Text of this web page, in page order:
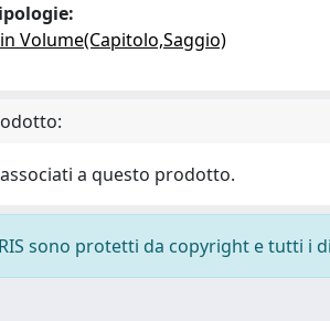
Volume(Capitolo,Saggio)
a questo prodotto.
sono protetti da copyright e tutti i